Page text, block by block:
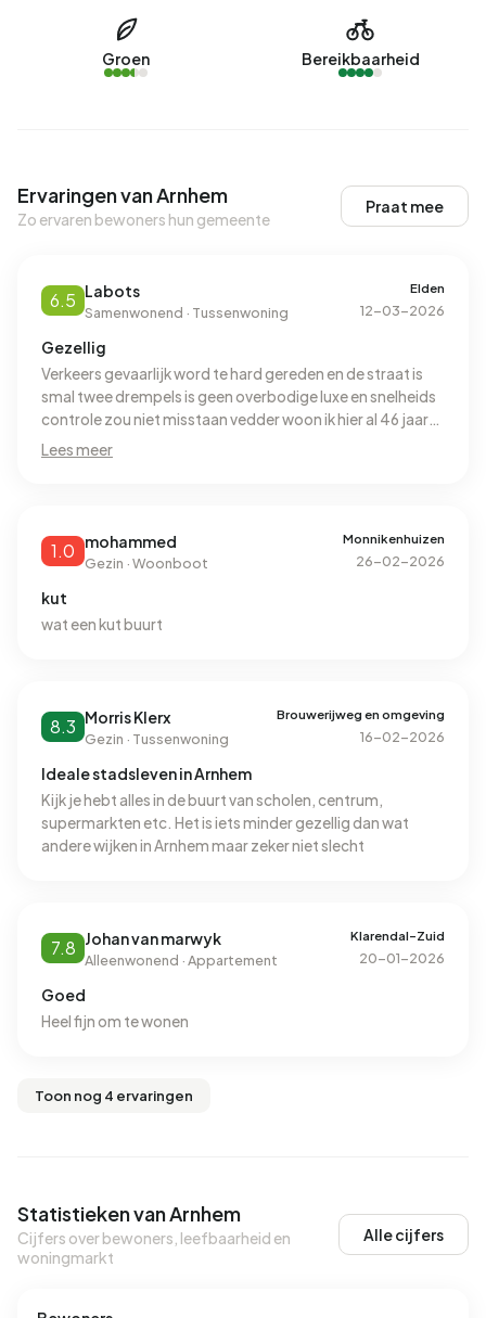
Groen Bereikbaarheid
Ervaringen van Arnhem
Zo ervaren bewoners hun gemeente
Praat mee
6.5 Labots
Samenwonend · Tussenwoning
Elden
12-03-2026
Gezellig
Verkeers gevaarlijk word te hard gereden en de straat is
smal twee drempels is geen overbodige luxe en snelheids
controle zou niet misstaan vedder woon ik hier al 46 jaar
met veel plezier de buurt is gezellig
Lees meer
1.0 mohammed
Gezin · Woonboot
Monnikenhuizen
26-02-2026
kut
wat een kut buurt
8.3 Morris Klerx
Gezin · Tussenwoning
Brouwerijweg en omgeving
16-02-2026
Ideale stadsleven in Arnhem
Kijk je hebt alles in de buurt van scholen, centrum,
supermarkten etc. Het is iets minder gezellig dan wat
andere wijken in Arnhem maar zeker niet slecht
7.8 Johan van marwyk
Alleenwonend · Appartement
Klarendal-Zuid
20-01-2026
Goed
Heel fijn om te wonen
Toon nog 4 ervaringen
Statistieken van Arnhem
Cijfers over bewoners, leefbaarheid en
woningmarkt
Alle cijfers